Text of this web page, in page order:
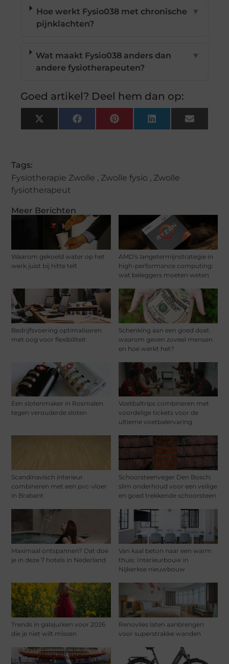
Meer Berichten
Waarom gekoeld water op het
werk juist bij hitte telt
AMD's langetermijnstrategie in
high-performance computing:
wat beleggers moeten weten
Bedrijfsvoering optimaliseren
met oog voor flexibiliteit
Schenking aan een goed doel:
waarom geven zoveel mensen
en hoe werkt het?
Een slotenmaker in Rosmalen
tegen verouderde sloten
Voetbaltrips combineren met
voordelige tickets voor de
ultieme voetbalervaring
Scandinavisch interieur
combineren met een pvc-vloer
in Brabant
Schoorsteenveger Den Bosch:
slim onderhoud voor een veilige
en goed trekkende schoorsteen
Maximaal ontspannen? Dat doe
je in deze 7 hotels in Nederland
Van kaal beton naar een warm
thuis: Interieurbouw in
Nijkerkse nieuwbouw
Trends in galajurken voor 2026
die je niet wilt missen
Renovlies laten aanbrengen
voor superstrakke wanden
Hoe werkt Fysio038 met chronische
pijnklachten?
▼
Wat maakt Fysio038 anders dan
andere fysiotherapeuten?
▼
Goed artikel? Deel hem dan op:
X
(Twitter)
FacebookPinterestLinkedInEmail
Tags:
Fysiotherapie Zwolle , Zwolle fysio , Zwolle
fysiotherapeut